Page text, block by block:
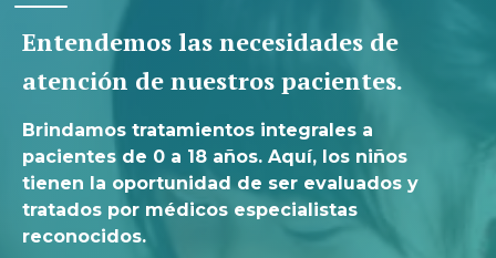
Entendemos las necesidades de
atención de nuestros pacientes.
Brindamos tratamientos integrales a
pacientes de 0 a 18 años. Aquí, los niños
tienen la oportunidad de ser evaluados y
tratados por médicos especialistas
reconocidos.